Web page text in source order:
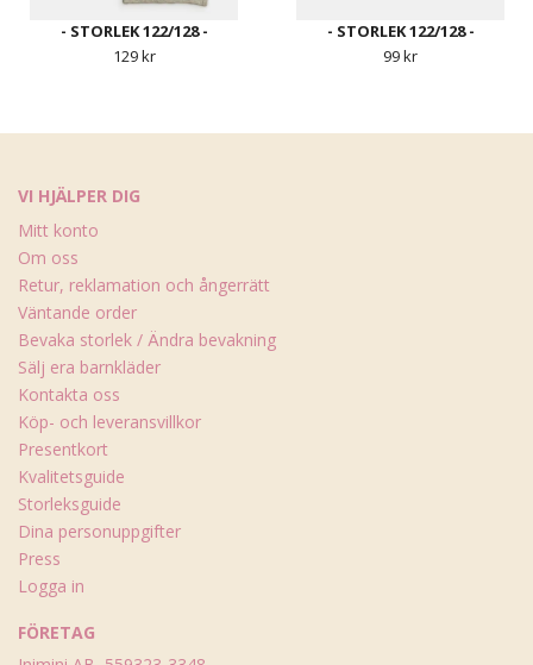
- STORLEK 122/128 -
129 kr
- STORLEK 122/128 -
99 kr
VI HJÄLPER DIG
Mitt konto
Om oss
Retur, reklamation och ångerrätt
Väntande order
Bevaka storlek / Ändra bevakning
Sälj era barnkläder
Kontakta oss
Köp- och leveransvillkor
Presentkort
Kvalitetsguide
Storleksguide
Dina personuppgifter
Press
Logga in
FÖRETAG